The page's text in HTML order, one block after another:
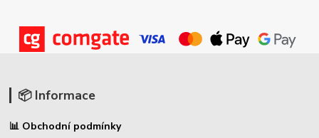
📦 Informace
📊 Obchodní podmínky